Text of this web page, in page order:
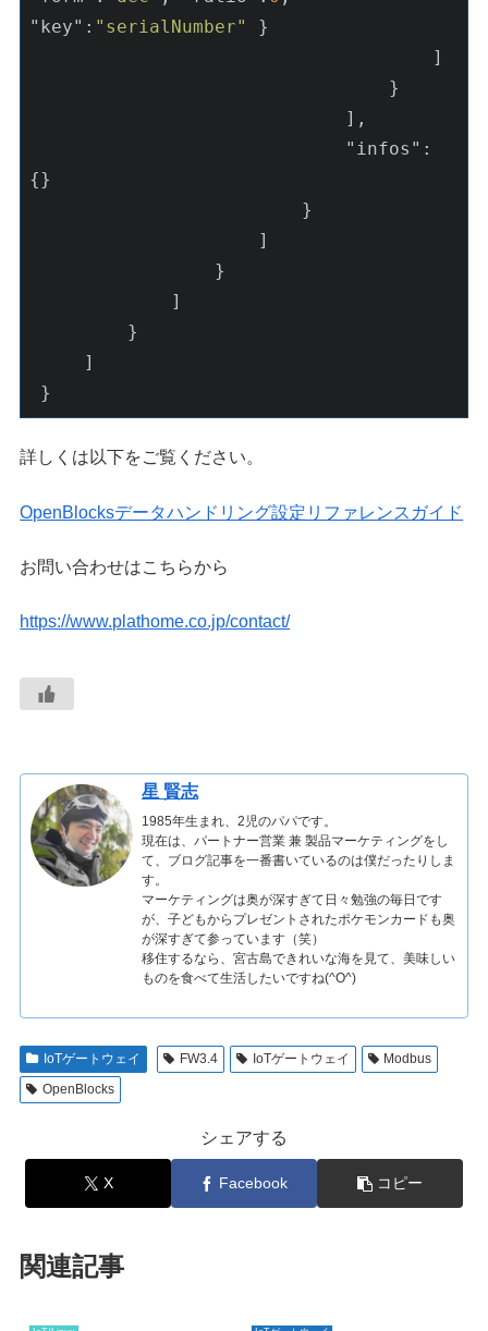
"key" : "serialNumber"
}
"infos" :
{}
}
詳しくは以下をご覧ください。
OpenBlocksデータハンドリング設定リファレンスガイド
お問い合わせはこちらから
https://www.plathome.co.jp/contact/
星 賢志
1985年生まれ、2児のパパです。
現在は、パートナー営業 兼 製品マーケティングをし
て、ブログ記事を一番書いているのは僕だったりしま
す。
マーケティングは奥が深すぎて日々勉強の毎日です
が、子どもからプレゼントされたポケモンカードも奥
が深すぎて参っています（笑）
移住するなら、宮古島できれいな海を見て、美味しい
ものを食べて生活したいですね(^O^)
IoTゲートウェイ FW3.4 IoTゲートウェイ
Modbus
OpenBlocks
シェアする
X Facebook コピー
関連記事